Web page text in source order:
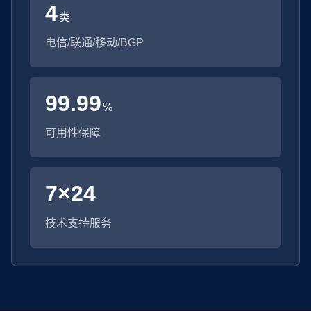
4类
电信/联通/移动/BGP
99.99%
可用性保障
7×24
技术支持服务